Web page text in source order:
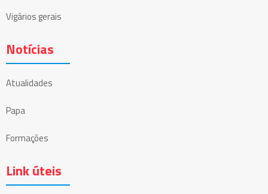
Vigários gerais
Notícias
Atualidades
Papa
Formações
Link úteis